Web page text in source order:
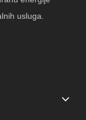
usluga.